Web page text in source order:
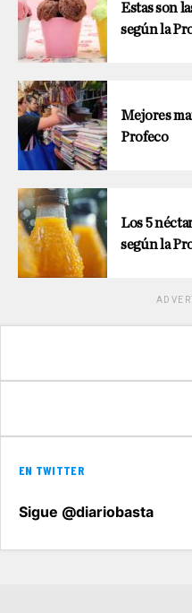
Estas son
según la
Mejores
Profeco
Los 5
según la
EN TWITTER
Sigue @diariobasta